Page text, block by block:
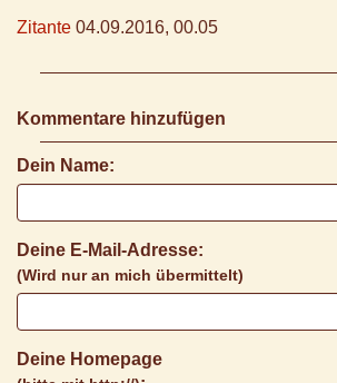
Zitante 04.09.2016, 00.05
Kommentare hinzufügen
Dein Name:
Deine E-Mail-Adresse:
(Wird nur an mich übermittelt)
Deine Homepage